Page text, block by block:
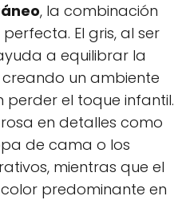
, la combinación
perfecta. El gris, al ser
a equilibrar la
un ambiente
perder el toque infantil.
en detalles como
de cama o los
mientras que el
predominante en